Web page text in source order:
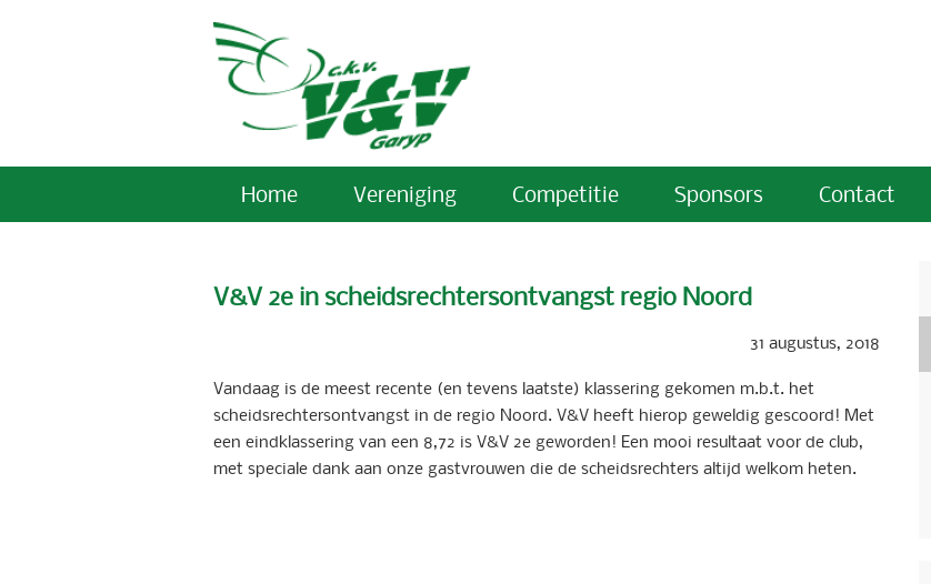
Home Vereniging Competitie Sponsors Contact
V&V 2e in scheidsrechtersontvangst regio Noord
31 augustus, 2018
Vandaag is de meest recente (en tevens laatste) klassering gekomen m.b.t. het
scheidsrechtersontvangst in de regio Noord. V&V heeft hierop geweldig gescoord! Met
een eindklassering van een 8,72 is V&V 2e geworden! Een mooi resultaat voor de club,
met speciale dank aan onze gastvrouwen die de scheidsrechters altijd welkom heten.